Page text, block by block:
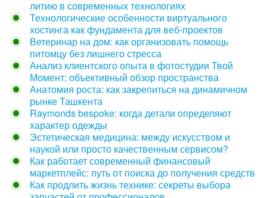
литию в современных технологиях
Технологические особенности виртуального
хостинга как фундамента для веб-проектов
Ветеринар на дом: как организовать помощь
питомцу без лишнего стресса
Анализ клиентского опыта в фотостудии Твой
Момент: объективный обзор пространства
Анатомия роста: как закрепиться на динамичном
рынке Ташкента
Raymonds bespoke: когда детали определяют
характер одежды
Эстетическая медицина: между искусством и
наукой или просто качественным сервисом?
Как работает современный финансовый
маркетплейс: путь от поиска до получения средств
Как продлить жизнь технике: секреты выбора